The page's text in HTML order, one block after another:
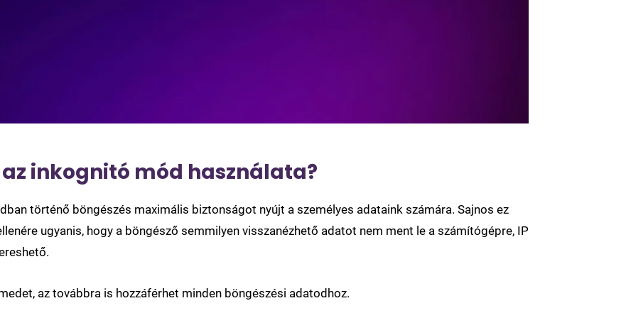
inkognitó mód használata?
történő böngészés maximális biztonságot nyújt a személyes adataink számára. Sajnos ez
ugyanis, hogy a böngésző semmilyen visszanézhető adatot nem ment le a számítógépre, IP
az továbbra is hozzáférhet minden böngészési adatodhoz.